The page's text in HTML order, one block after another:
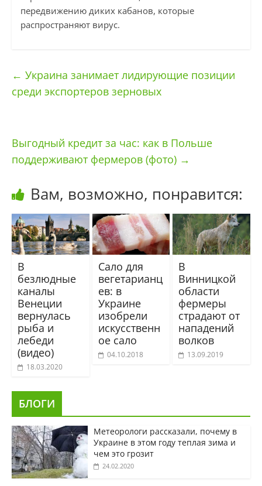
передвижению диких кабанов, которые
распространяют вирус.
← Украина занимает лидирующие позиции
среди экспортеров зерновых
Выгодный кредит за час: как в Польше
поддерживают фермеров (фото) →
Вам, возможно, понравится:
В
безлюдные
каналы
Венеции
вернулась
рыба и
лебеди
(видео)
18.03.2020
Сало для
вегетарианц
ев: в
Украине
изобрели
искусственн
ое сало
04.10.2018
В
Винницкой
области
фермеры
страдают от
нападений
волков
13.09.2019
БЛОГИ
Метеорологи рассказали, почему в
Украине в этом году теплая зима и
чем это грозит
24.02.2020